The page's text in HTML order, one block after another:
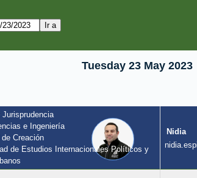
Tuesday 23 May 2023
Jurisprudencia
e Ingeniería
Creación
de Estudios Internacionales Políticos y
Nidia